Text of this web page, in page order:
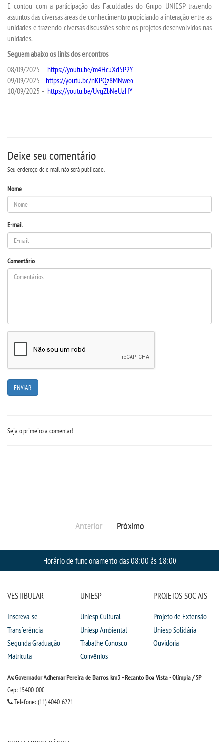
REPOSITÓRIO
DISCENTE
MANUAIS
PDI
LOGIN
WEBMAIL
PORTAL DE PROFESSORES/ACADÊMICO
UNIESP
CONTATO
E contou com a participação das Faculdades do Grupo UNIESP trazendo
assuntos das diversas áreas de conhecimento propiciando a interação entre as
unidades e trazendo diversas discussões sobre os projetos desenvolvidos nas
unidades.
Seguem abaixo os links dos encontros
08/09/2025 – https://youtu.be/m4HcuXd5P2Y
09/09/2025 – https://youtu.be/nKPQz8MNweo
10/09/2025 – https://youtu.be/UvgZbNeUzHY
Deixe seu comentário
Seu endereço de e-mail não será publicado.
Nome
E-mail
Comentário
Seja o primeiro a comentar!
Anterior Próximo
Horário de funcionamento das 08:00 às 18:00
VESTIBULAR
Inscreva-se
Transferência
Segunda Graduação
Matrícula
UNIESP
Uniesp Cultural
Uniesp Ambiental
Trabalhe Conosco
Convênios
PROJETOS SOCIAIS
Projeto de Extensão
Uniesp Solidária
Ouvidoria
Av. Governador Adhemar Pereira de Barros, km3 - Recanto Boa Vista - Olímpia / SP
Cep: 15400-000
Telefone: (11) 4040-6221